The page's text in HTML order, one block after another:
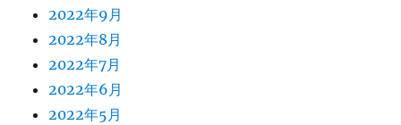
2022年9月
2022年8月
2022年7月
2022年6月
2022年5月